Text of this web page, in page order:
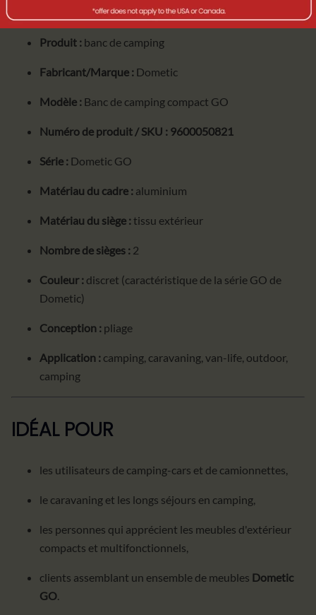
DONNÉES TECHNIQUES
Produit : banc de camping
Fabricant/Marque : Dometic
Modèle : Banc de camping compact GO
Numéro de produit / SKU : 9600050821
Série : Dometic GO
Matériau du cadre : aluminium
Matériau du siège :tissu extérieur
Nombre de sièges : 2
Couleur : discret (caractéristique de la série GO de
Dometic)
Conception : pliage
Application : camping, caravaning, van-life, outdoor,
camping
IDÉAL POUR
les utilisateurs de camping-cars et de camionnettes,
le caravaning et les longs séjours en camping,
les personnes qui apprécient les meubles d'extérieur
compacts et multifonctionnels,
clients assemblant un ensemble de meubles Dometic
GO.